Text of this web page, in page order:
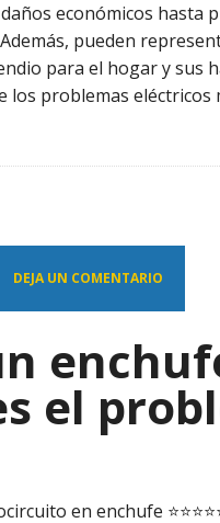
económicos hasta
pueden
para el hogar y sus
los problemas eléctricos
DEJA UN COMENTARIO
el
en enchufe